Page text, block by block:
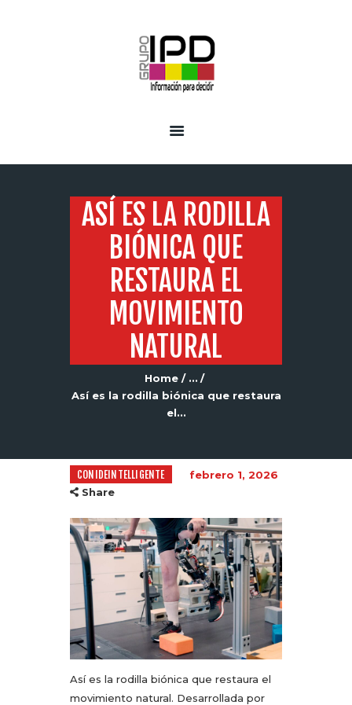
ASÍ ES LA RODILLA
BIÓNICA QUE
RESTAURA EL
MOVIMIENTO
NATURAL
Home
...
Así es la rodilla biónica que restaura
el...
CONIDEINTELLIGENTE
febrero 1, 2026
Share
Así es la rodilla biónica que restaura el
movimiento natural. Desarrollada por